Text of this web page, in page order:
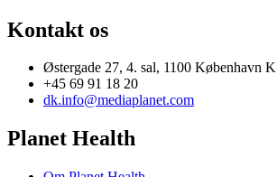
Kontakt os
Østergade 27, 4. sal, 1100 København K
+45 69 91 18 20
dk.info@mediaplanet.com
Planet Health